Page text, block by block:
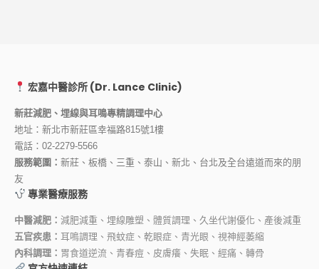
宏嘉中醫診所 (Dr. Lance Clinic)
新莊減肥、埋線與耳鳴專精調理中心
地址：新北市新莊區幸福路815號1樓
電話： 02-2279-5566
服務範圍： 新莊、板橋、三重、泰山、新北、台北及全台遠道而來的朋
友
專業醫療服務
中醫減肥： 減肥減重、埋線雕塑、體質調理、久坐代謝優化、產後減重
五官疾患： 耳鳴調理、飛蚊症、乾眼症、青光眼、視神經萎縮
內科調理： 胃食道逆流、青春痘、皮膚癢、失眠、經痛、轉骨